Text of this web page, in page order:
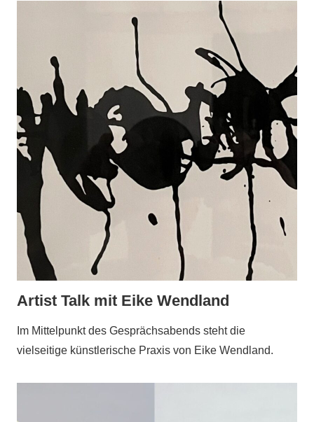
Artist Talk mit Eike Wendland
Im Mittelpunkt des Gesprächsabends steht die
vielseitige künstlerische Praxis von Eike Wendland.